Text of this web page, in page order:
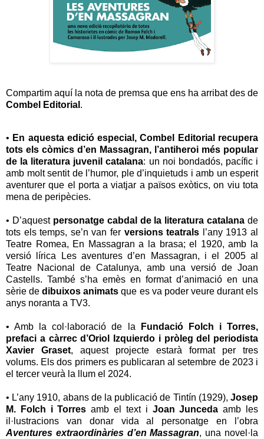
Compartim aquí la nota de premsa que ens ha arribat des de
Combel Editorial .
• En aquesta edició especial, Combel Editorial recupera
tots els còmics d’en Massagran, l’antiheroi més popular
de la literatura juvenil catalana: un noi bondadós, pacífic i
amb molt sentit de l’humor, ple d’inquietuds i amb un esperit
aventurer que el porta a viatjar a països exòtics, on viu tota
mena de peripècies.
• D’aquest personatge cabdal de la literatura catalana de
tots els temps, se’n van fer versions teatrals l’any 1913 al
Teatre Romea, En Massagran a la brasa; el 1920, amb la
versió lírica Les aventures d’en Massagran, i el 2005 al
Teatre Nacional de Catalunya, amb una versió de Joan
Castells. També s’ha emès en format d’animació en una
sèrie dedibuixos animats que es va poder veure durant els
anys noranta a TV3.
• Amb la col·laboració de la
Fundació Folch i Torres,
prefaci a càrrec d’Oriol Izquierdo i pròleg del periodista
Xavier Graset, aquest projecte estarà format per tres
volums. Els dos primers es publicaran al setembre de 2023 i
el tercer veurà la llum el 2024.
• L’any 1910, abans de la publicació de Tintín (1929), Josep
M. Folch i Torres amb el text i Joan Junceda amb les
il·lustracions van donar vida al personatge en l’obra
Aventures extraordinàries d’en Massagran, una novel·la